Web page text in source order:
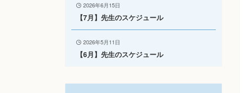
2026年6月15日
【7月】先生のスケジュール
2026年5月11日
【6月】先生のスケジュール